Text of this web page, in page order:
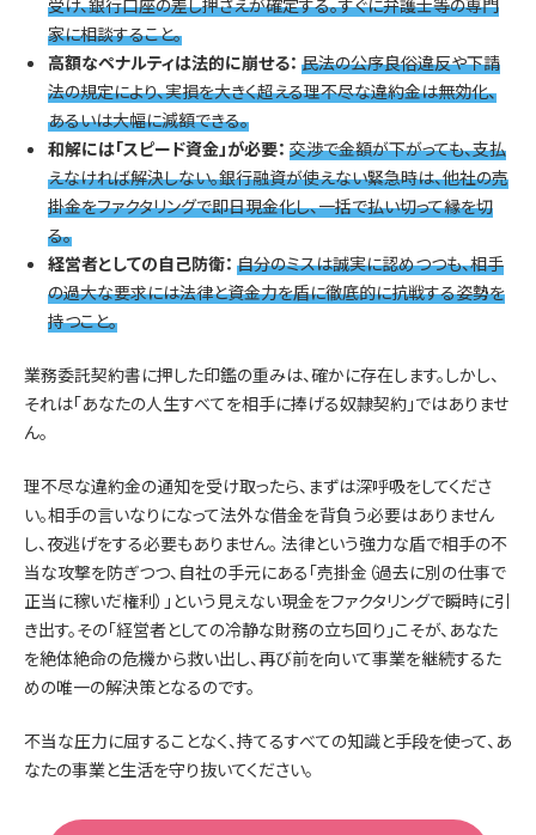
家に相談すること。
高額なペナルティは法的に崩せる： 民法の公序良俗違反や下請
法の規定により、実損を大きく超える理不尽な違約金は無効化、
あるいは大幅に減額できる。
和解には「スピード資金」が必要： 交渉で金額が下がっても、支払
えなければ解決しない。銀行融資が使えない緊急時は、他社の売
掛金をファクタリングで即日現金化し、一括で払い切って縁を切
る。
経営者としての自己防衛： 自分のミスは誠実に認めつつも、相手
の過大な要求には法律と資金力を盾に徹底的に抗戦する姿勢を
持つこと。
業務委託契約書に押した印鑑の重みは、確かに存在します。しかし、
それは「あなたの人生すべてを相手に捧げる奴隷契約」ではありませ
ん。
理不尽な違約金の通知を受け取ったら、まずは深呼吸をしてくださ
い。相手の言いなりになって法外な借金を背負う必要はありません
し、夜逃げをする必要もありません。 法律という強力な盾で相手の不
当な攻撃を防ぎつつ、自社の手元にある「売掛金（過去に別の仕事で
正当に稼いだ権利）」という見えない現金をファクタリングで瞬時に引
き出す。その「経営者としての冷静な財務の立ち回り」こそが、あなた
を絶体絶命の危機から救い出し、再び前を向いて事業を継続するた
めの唯一の解決策となるのです。
不当な圧力に屈することなく、持てるすべての知識と手段を使って、あ
なたの事業と生活を守り抜いてください。